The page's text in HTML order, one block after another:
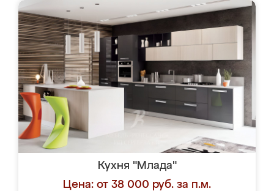
Кухня "Млада"
Цена: от 38 000 руб. за п.м.